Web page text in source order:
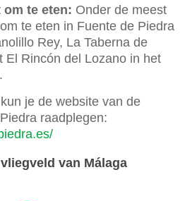
te eten: Onder de meest
te eten in Fuente de Piedra
Rey, La Taberna de
El Rincón del Lozano in het
je de website van de
raadplegen:
van Málaga